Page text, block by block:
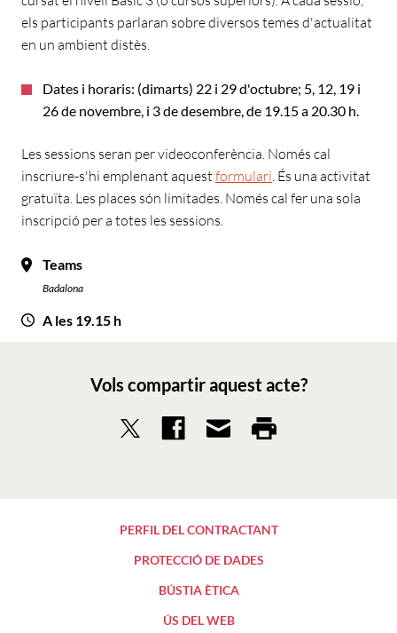
els participants parlaran sobre diversos temes d'actualitat
en un ambient distès.
Dates i horaris: (dimarts) 22 i 29 d'octubre; 5, 12, 19 i
26 de novembre, i 3 de desembre, de 19.15 a 20.30 h.
Les sessions seran per videoconferència. Només cal
inscriure-s'hi emplenant aquest formulari. És una activitat
gratuïta. Les places són limitades. Només cal fer una sola
inscripció per a totes les sessions.
Teams
Badalona
A les 19.15 h
Vols compartir aquest acte?
PERFIL DEL CONTRACTANT
PROTECCIÓ DE DADES
BÚSTIA ÈTICA
ÚS DEL WEB